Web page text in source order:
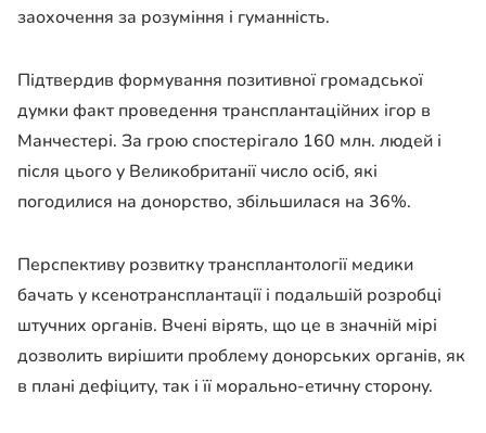
заохочення за розуміння і гуманність.
Підтвердив формування позитивної громадської
думки факт проведення трансплантаційних ігор в
Манчестері. За грою спостерігало 160 млн. людей і
після цього у Великобританії число осіб, які
погодилися на донорство, збільшилася на 36%.
Перспективу розвитку трансплантології медики
бачать у ксенотрансплантації і подальшій розробці
штучних органів. Вчені вірять, що це в значній мірі
дозволить вирішити проблему донорських органів, як
в плані дефіциту, так і її морально-етичну сторону.